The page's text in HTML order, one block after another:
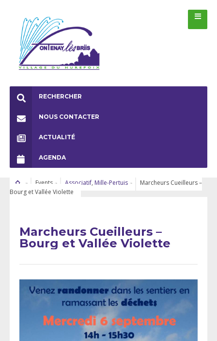
RECHERCHER
NOUS CONTACTER
ACTUALITÉ
AGENDA
Events Associatif, Mille-Pertuis
Marcheurs Cueilleurs –
Bourg et Vallée Violette
Marcheurs Cueilleurs –
Bourg et Vallée Violette